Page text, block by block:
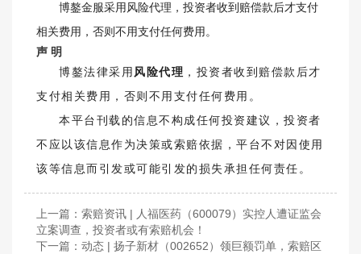
博鏊金服采用风险代理，投资者收到赔偿款后才支付
相关费用，否则不用支付任何费用。
声 明
博鏊法律采用 风险代理 ，投资者收到赔偿款后才
支付相关费用，否则不用支付任何费用。
本平台刊载的信息不构成任何投资建议，投资者
不应以该信息作为决策或索赔依据，平台不对因使用
该等信息而引发或可能引发的损失承担任何责任。
上一篇： 索赔资讯 | 人福医药（600079）实控人遭证监会
立案调查，投资者或有索赔机会！
下一篇： 动态 | 扬子新材（002652）领巨额罚单，索赔区